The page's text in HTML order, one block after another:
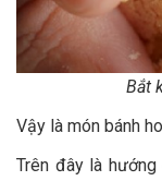
Bắt
Vậy là món bánh
Trên đây là